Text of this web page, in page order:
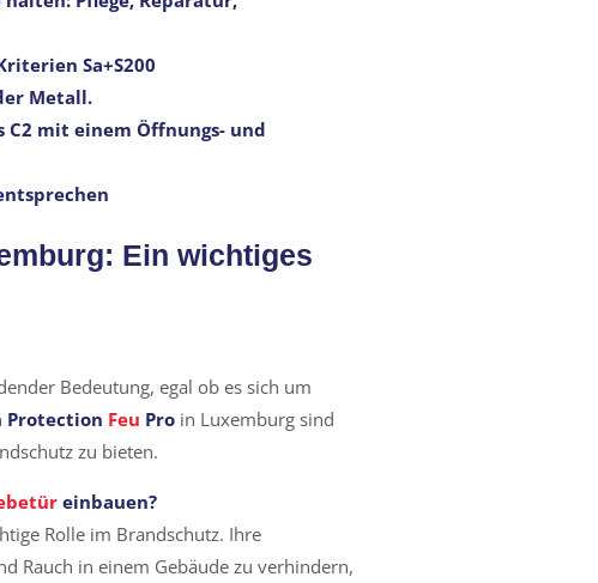
Sa+S200
Metall.
C2 mit einem Öffnungs- und
Ein wichtiges
Bedeutung, egal ob es sich um
Protection Feu Proin Luxemburg sind
zu bieten.
einbauen?
Rolle im Brandschutz. Ihre
Rauch in einem Gebäude zu verhindern,